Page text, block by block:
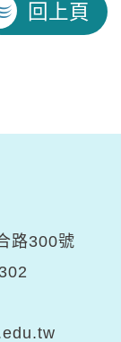
回上頁
路300號